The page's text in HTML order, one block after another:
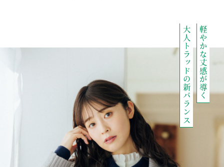
軽やかな丈感が導く
大人トラッドの新バランス